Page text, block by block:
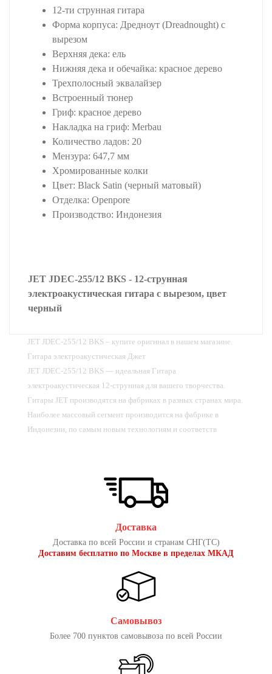
12-ти струнная гитара
Форма корпуса: Дредноут (Dreadnought) с
вырезом
Верхняя дека: ель
Нижняя дека и обечайка: красное дерево
Трехполосный эквалайзер
Встроенный тюнер
Гриф: красное дерево
Накладка на гриф: Merbau
Количество ладов: 20
Мензура: 647,7 мм
Хромированные колки
Цвет: Black Satin (черный матовый)
Отделка: Openpore
Производство: Индонезия
JET JDEC-255/12 BKS - 12-струнная
электроакустическая гитара с вырезом, цвет
черный
JET JDEC-255/12 BKS – купите оригинал в нашем магазине.
Гитара электроакустическая Джет
JET JDEC-255/12 BKS — идеальная Гитара
электроакустическая 12-струнная для вашего творчества.
Гитары JET производятся на фабриках в разных странах мира.
Наиболее массовый сегмент производится на фабрике в
Индонезии, по самым новым технологиям и соответств
Доставка
Доставка по всей России и странам СНГ(ТС)
Доставим бесплатно по Москве в пределах МКАД
Самовывоз
Более 700 пунктов самовывоза по всей России